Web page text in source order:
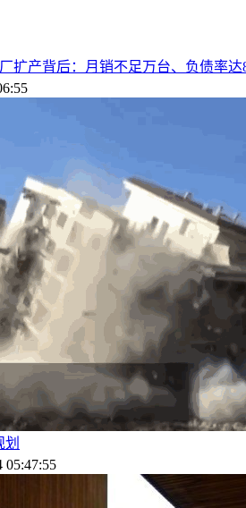
扩产背后：月销不足万台、负债率
05:47:55